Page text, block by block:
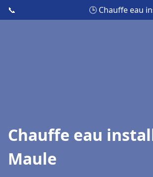
📞 🕒 Chauffe eau
Chauffe eau
Maule